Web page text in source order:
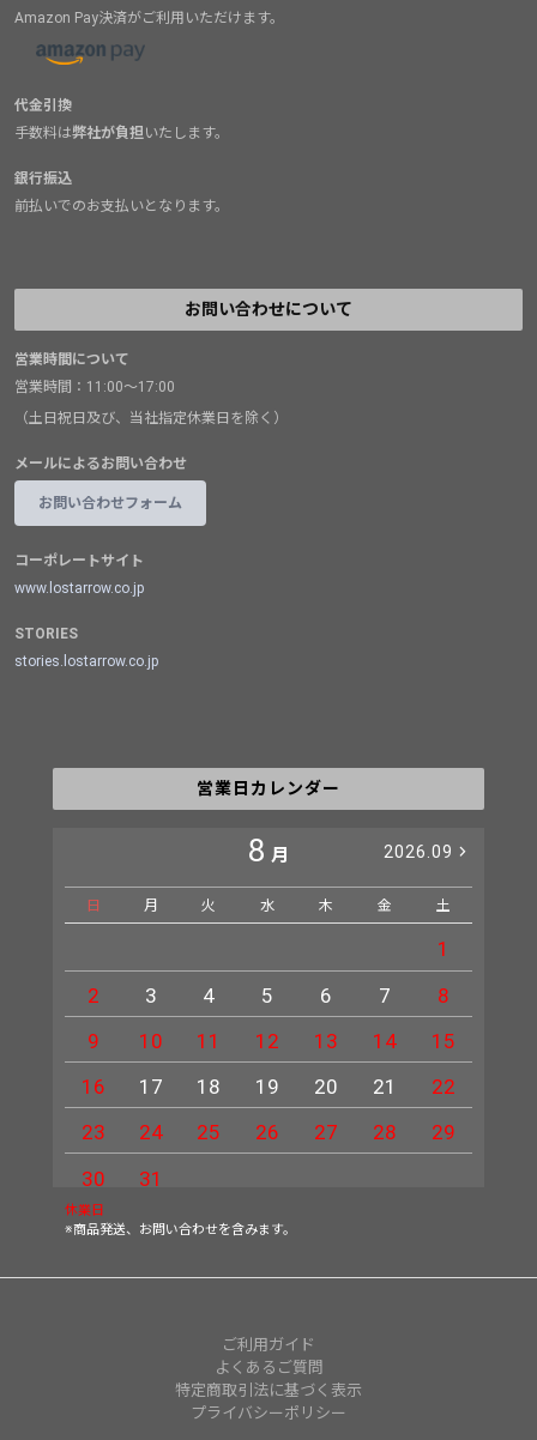
Amazon Pay決済がご利用いただけます。
代金引換
手数料は弊社が負担いたします。
銀行振込
前払いでのお支払いとなります。
お問い合わせについて
営業時間について
営業時間：11:00～17:00
（土日祝日及び、当社指定休業日を除く）
メールによるお問い合わせ
お問い合わせフォーム
コーポレートサイト
www.lostarrow.co.jp
STORIES
stories.lostarrow.co.jp
営業日カレンダー
8 月 2026.09
日 月 火 水 木 金 土
1
2
3 4 5 6 7
8
9
10 11 12 13 14
15
16
17 18 19 20 21
22
23
24 25 26 27 28
29
30
31
休業日
※商品発送、お問い合わせを含みます。
ご利用ガイド
よくあるご質問
特定商取引法に基づく表示
プライバシーポリシー